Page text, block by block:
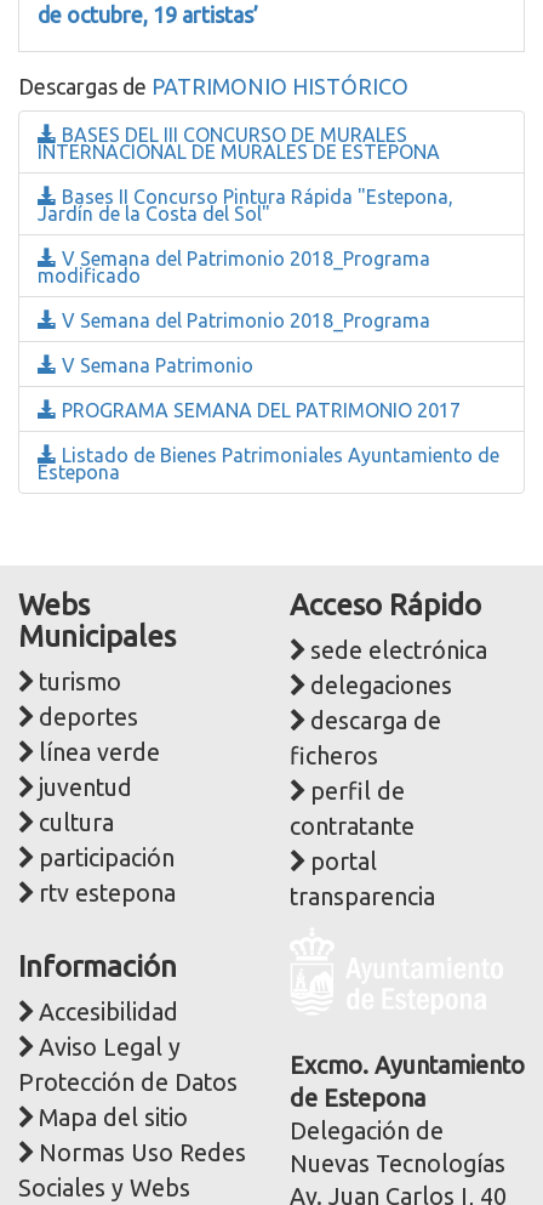
de octubre, 19 artistas’
Descargas de PATRIMONIO HISTÓRICO
BASES DEL III CONCURSO DE MURALES
INTERNACIONAL DE MURALES DE ESTEPONA
Bases II Concurso Pintura Rápida "Estepona,
Jardín de la Costa del Sol"
V Semana del Patrimonio 2018_Programa
modificado
V Semana del Patrimonio 2018_Programa
V Semana Patrimonio
PROGRAMA SEMANA DEL PATRIMONIO 2017
Listado de Bienes Patrimoniales Ayuntamiento de
Estepona
Webs
Municipales
turismo
deportes
línea verde
juventud
cultura
participación
rtv estepona
Acceso Rápido
sede electrónica
delegaciones
descarga de
ficheros
perfil de
contratante
portal
transparencia
Información
Accesibilidad
Aviso Legal y
Protección de Datos
Mapa del sitio
Normas Uso Redes
Sociales y Webs
corporativa
Excmo. Ayuntamiento
de Estepona
Delegación de
Nuevas Tecnologías
Av. Juan Carlos I, 40